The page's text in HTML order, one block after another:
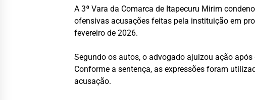
A 3ª Vara da Comarca de Itapecuru Mirim
ofensivas acusações feitas pela instituição em
fevereiro de 2026.
Segundo os autos, o advogado ajuizou ação
Conforme a sentença, as expressões foram
acusação.